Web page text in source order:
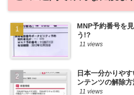
MNP予約番号を
う!?
11 views
日本一分かりや
ンテンツの解除方
11 views